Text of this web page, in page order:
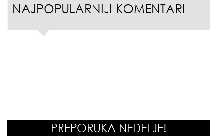
NAJPOPULARNIJI KOMENTARI
PREPORUKA NEDELJE!